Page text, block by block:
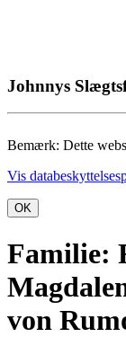
Johnnys
Bemærk: Dette
Vis
OK
Familie:
von